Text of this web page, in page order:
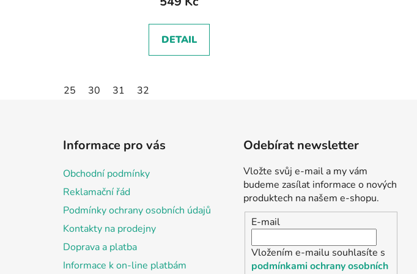
DETAIL
25 30 31 32
Informace pro vás
Obchodní podmínky
Reklamační řád
Podmínky ochrany osobních údajů
Kontakty na prodejny
Doprava a platba
Informace k on-line platbám
Odebírat newsletter
Vložte svůj e-mail a my vám
budeme zasílat informace o nových
produktech na našem e-shopu.
E-mail
Vložením e-mailu souhlasíte s
podmínkami ochrany osobních